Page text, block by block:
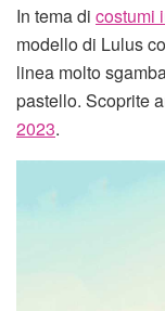
In tema di costumi
modello di Lulus
linea molto
pastello. Scoprite
2023.